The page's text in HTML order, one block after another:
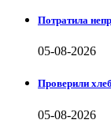
Потратила
05-08-2026
Проверили
05-08-2026